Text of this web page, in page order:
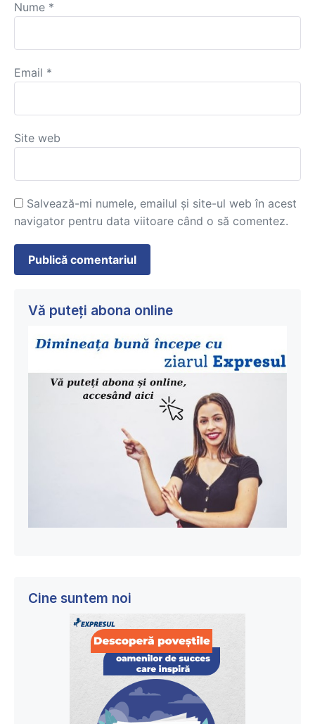
Nume *
Email *
Site web
Salvează-mi numele, emailul și site-ul web în acest
navigator pentru data viitoare când o să comentez.
Vă puteți abona online
Cine suntem noi